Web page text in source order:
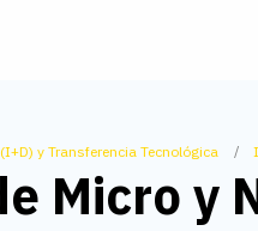
y Transferencia Tecnológica
Micro y